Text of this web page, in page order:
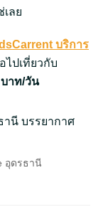
ลย
บริการ
ปเที่ยวกับ
าท/วัน
อุดรธานี